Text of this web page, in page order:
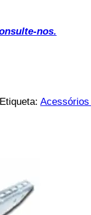
nos.
Etiqueta: